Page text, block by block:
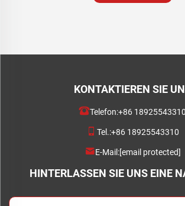
KONTAKTIEREN SIE
Telefon:+86 18925543310
Tel.:+86 18925543310
E-Mail:[email protected]
HINTERLASSEN SIE UNS EINE